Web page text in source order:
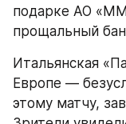
подарке АО
прощальный
Итальянская
Европе —
этому матчу,